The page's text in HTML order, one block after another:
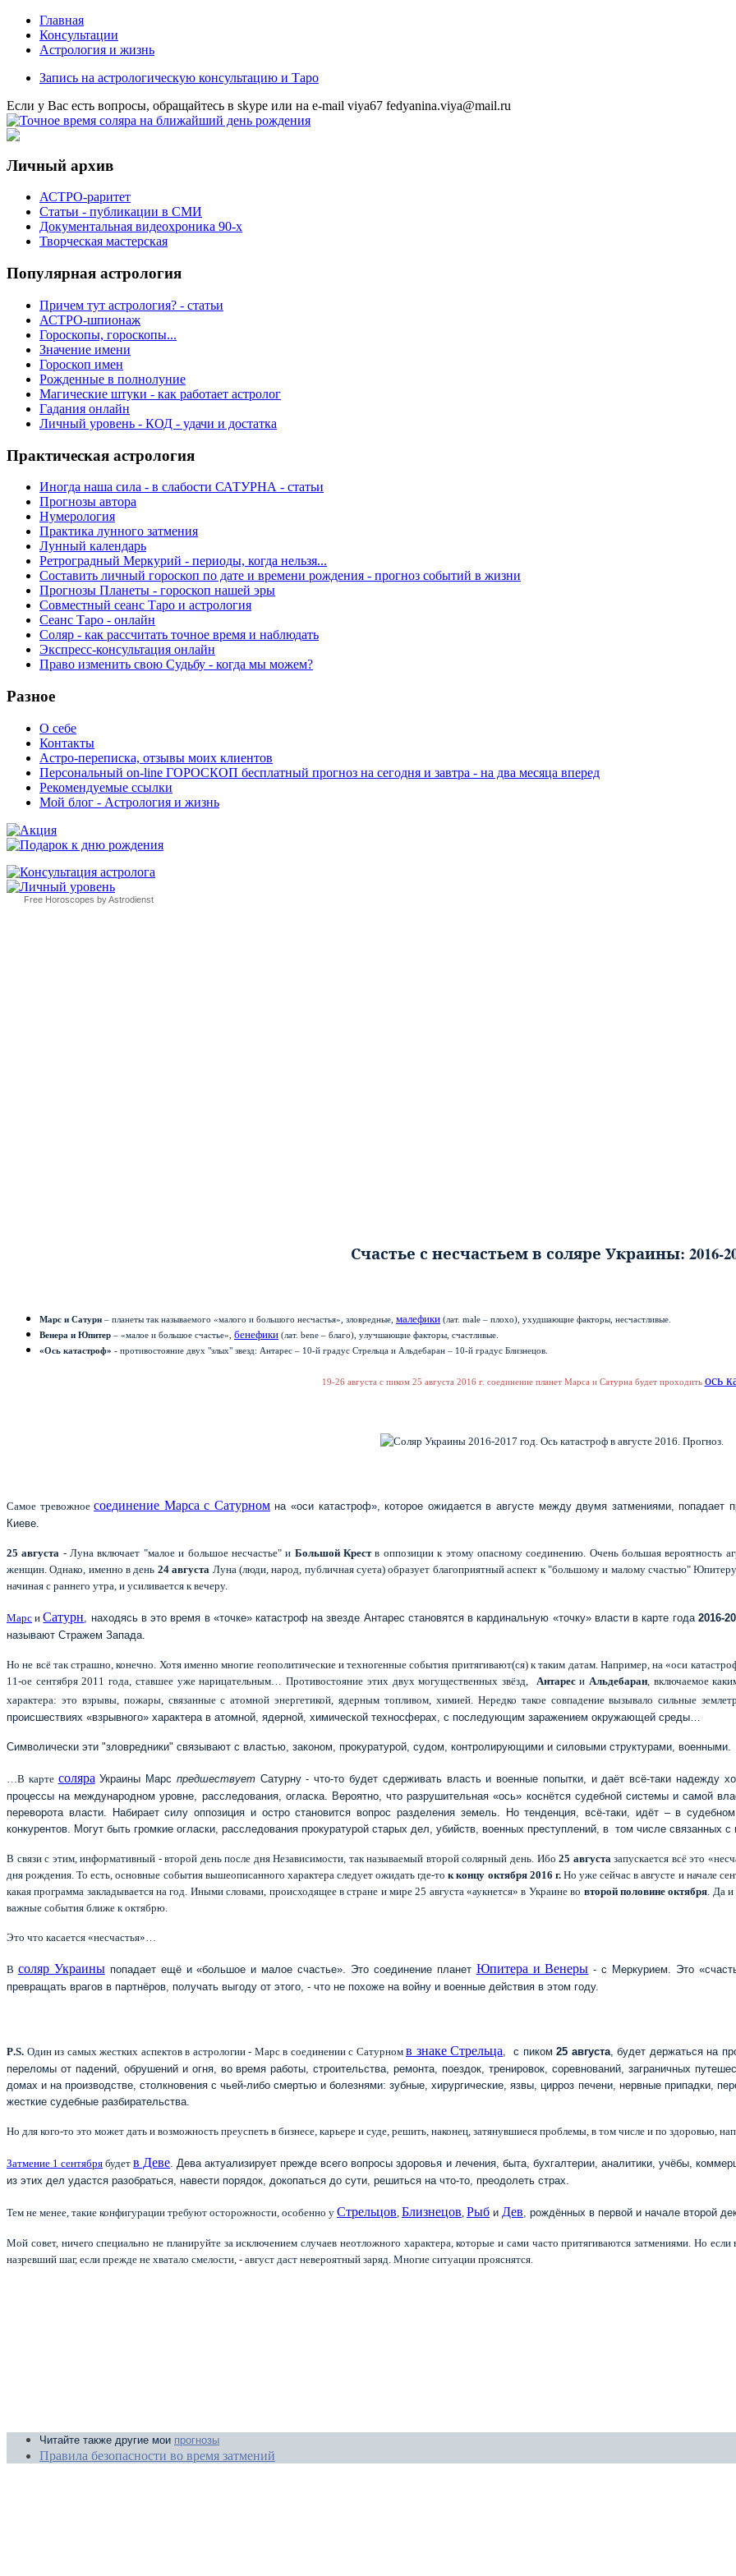
Главная
Консультации
Астрология и жизнь
Запись на астрологическую консультацию и Таро
Eсли у Вас есть вопросы, обращайтесь в skype или на e-mail viya67 fedyanina.viya@mail.ru
Личный архив
АСТРО-раритет
Cтатьи - публикации в СМИ
Документальная видеохроника 90-х
Творческая мастерская
Популярная астрология
Причем тут астрология? - статьи
АСТРО-шпионаж
Гороскопы, гороскопы...
Значение имени
Гороскоп имен
Рожденные в полнолуние
Магические штуки - как работает астролог
Гадания онлайн
Личный уровень - КОД - удачи и достатка
Практическая астрология
Иногда наша сила - в слабости САТУРНА - статьи
Прогнозы автора
Нумерология
Практика лунного затмения
Лунный календарь
Ретроградный Меркурий - периоды, когда нельзя...
Составить личный гороскоп по дате и времени рождения - прогноз событий в жизни
Прогнозы Планеты - гороскоп нашей эры
Совместный сеанс Таро и астрология
Сеанс Таро - онлайн
Соляр - как рассчитать точное время и наблюдать
Экспресс-консультация онлайн
Право изменить свою Судьбу - когда мы можем?
Разное
О себе
Контакты
Астро-переписка, отзывы моих клиентов
Персональный on-line ГОРОСКОП бесплатный прогноз на сегодня и завтра - на два месяца вперед
Рекомендуемые ссылки
Мой блог - Астрология и жизнь
Free Horoscopes by Astrodienst
Счастье с несчастьем в соляре Украины: 2016-
Марс и Сатурн – планеты так называемого «малого и большого несчастья», зловредные, малефики (лат. male – плохо), ухудшающие факторы, несчастливые.
Венера и Юпитер – «малое и большое счастье», бенефики (лат. bene – благо), улучшающие факторы, счастливые.
«Ось катастроф» - противостояние двух "злых" звезд: Антарес – 10-й градус Стрельца и Альдебаран – 10-й градус Близнецов.
19-26 августа с пиком 25 августа 2016 г. соединение планет Марса и Сатурна будет проходить ось
Самое тревожноесоединение Марса с Сатурномна «оси катастроф», которое ожидается в августе между двумя затмениями, попадает
Киеве.
25 августа - Луна включает "малое и большое несчастье" и Большой Креств оппозиции к этому опасному соединению. Очень большая вероятность
женщин. Однако, именно в день 24 августа Луна (люди, народ, публичная суета) образует благоприятный аспект к "большому и малому счастью"
начиная с раннего утра, и усиливается к вечеру.
Марс иСатурн , находясь в это время в «точке» катастроф на звезде Антарес становятся в кардинальную «точку» власти в карте года 2016-
называют Стражем Запада.
Но не всё так страшно, конечно. Хотя именно многие геополитические и техногенные события притягивают(ся) к таким датам. Например, на «оси
11-ое сентября 2011 года, ставшее уже нарицательным… Противостояние этих двух могущественных звёзд, Антареси Альдебаран, включаемое
характера: это взрывы, пожары, связанные с атомной энергетикой, ядерным топливом, химией. Нередко такое совпадение вызывало сильные
происшествиях «взрывного» характера в атомной, ядерной, химической техносферах, с последующим заражением окружающей среды…
Символически эти "зловредники" связывают с властью, законом, прокуратурой, судом, контролирующими и силовыми структурами,
…В карте соляра Украины Марс предшествуетСатурну - что-то будет сдерживать власть и военные попытки, и даёт всё-таки надежду
процессы на международном уровне, расследования, огласка. Вероятно, что разрушительная «ось» коснётся судебной системы и самой
переворота власти. Набирает силу оппозиция и остро становится вопрос разделения земель. Но тенденция, всё-таки, идёт – в
конкурентов. Могут быть громкие огласки, расследования прокуратурой старых дел, убийств, военных преступлений, в том числе связанных
В связи с этим, информативный - второй день после дня Независимости, так называемый второй солярный день. Ибо25 августа запускается всё это
дня рождения. То есть, основные события вышеописанного характера следует ожидать где-ток концу октября 2016 г.Но уже сейчас в августе и начале
какая программа закладывается на год. Иными словами, происходящее в стране и мире 25 августа «аукнется» в Украине во второй половине октября . Да
важные события ближе к октябрю.
Это что касается «несчастья»…
В соляр Украиныпопадает ещё и «большое и малое счастье». Это соединение планет Юпитера и Венеры - с Меркурием. Это
превращать врагов в партнёров, получать выгоду от этого, - что не похоже на войну и военные действия в этом году.
P.S. Один из самых жестких аспектов в астрологии - Марс в соединении с Сатурном в знаке Cтрельца , с пиком 25 августа, будет держаться на
переломы от падений, обрушений и огня, во время работы, строительства, ремонта, поездок, тренировок, соревнований, заграничных
домах и на производстве, столкновения с чьей-либо смертью и болезнями: зубные, хирургические, язвы, цирроз печени, нервные припадки,
жесткие судебные разбирательства.
Но для кого-то это может дать и возможность преуспеть в бизнесе, карьере и суде, решить, наконец, затянувшиеся проблемы, в том числе и по здоровью,
Затмение 1 сентября будетв Деве . Дева актуализирует прежде всего вопросы здоровья и лечения, быта, бухгалтерии, аналитики, учёбы,
из этих дел удастся разобраться, навести порядок, докопаться до сути, решиться на что-то, преодолеть страх.
Тем не менее, такие конфигурации требуют осторожности, особенно у Cтрельцов Близнецов Рыб и Дев , рождённых в первой и начале второй
Мой совет, ничего специально не планируйте за исключением случаев неотложного характера, которые и сами часто притягиваются затмениями. Но
назревший шаг, если прежде не хватало смелости, - август даст невероятный заряд. Многие ситуации прояснятся.
Читайте также другие мои прогнозы
Правила безопасности во время затмений